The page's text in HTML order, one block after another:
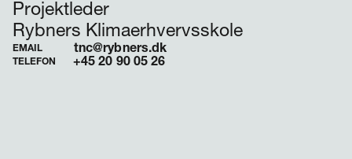
Projektleder
Rybners Klimaerhvervsskole
EMAIL tnc@rybners.dk
TELEFON +45 20 90 05 26